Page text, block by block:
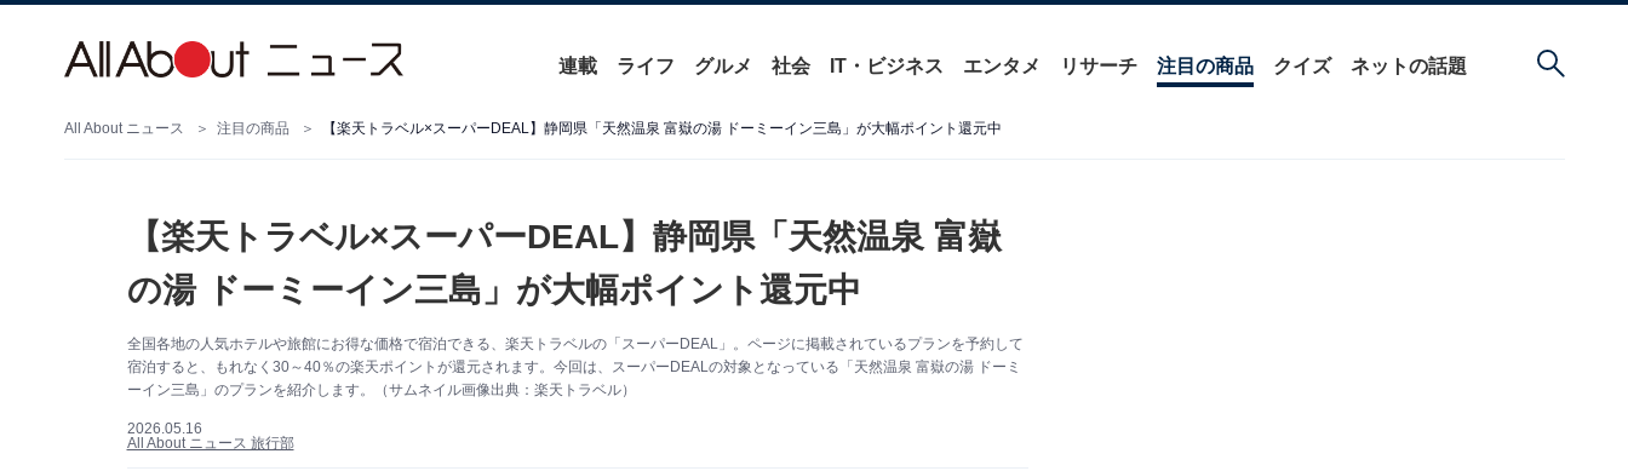
連載 ライフ グルメ 社会 IT・ビジネス エンタメ リサーチ 注目の商品 クイズ ネットの話題
All About ニュース 注目の商品 【楽天トラベル×スーパーDEAL】静岡県「天然温泉 富嶽の湯 ドーミーイン三島」が大幅ポイント還元中
【楽天トラベル×スーパーDEAL】静岡県「天然温泉 富嶽
の湯 ドーミーイン三島」が大幅ポイント還元中
全国各地の人気ホテルや旅館にお得な価格で宿泊できる、楽天トラベルの「スーパーDEAL」。ページに掲載されているプランを予約して
宿泊すると、もれなく30～40％の楽天ポイントが還元されます。今回は、スーパーDEALの対象となっている「天然温泉 富嶽の湯 ドーミ
ーイン三島」のプランを紹介します。（サムネイル画像出典：楽天トラベル）
2026.05.16
All About ニュース 旅行部